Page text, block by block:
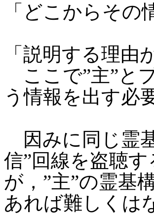
「どこからそ
「説明する理
ここで”主”と
う情報を出す
因みに同じ霊
信”回線を盗聴
が，”主”の霊基
あれば難しくは